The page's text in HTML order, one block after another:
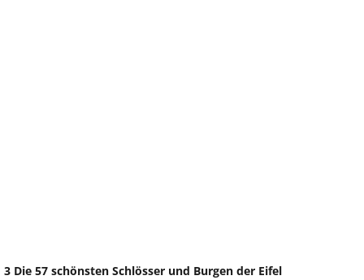
3 Die 57 schönsten Schlösser und Burgen der Eifel